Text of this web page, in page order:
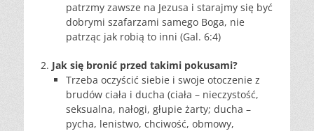
patrzmy zawsze na Jezusa i starajmy się być
dobrymi szafarzami samego Boga, nie
patrząc jak robią to inni (Gal. 6:4)
Jak się bronić przed takimi pokusami?
Trzeba oczyścić siebie i swoje otoczenie z
brudów ciała i ducha (ciała – nieczystość,
seksualna, nałogi, głupie żarty; ducha –
pycha, lenistwo, chciwość, obmowy,